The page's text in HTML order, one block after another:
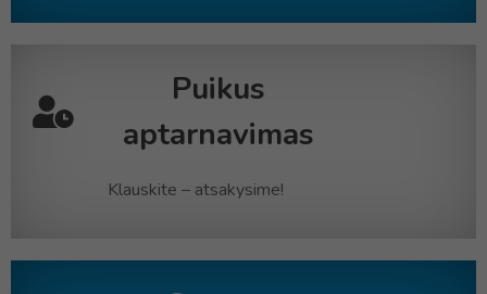
Puikus
aptarnavimas
Klauskite – atsakysime!